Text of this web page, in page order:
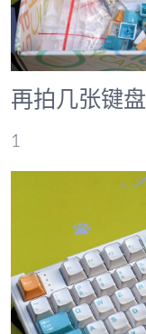
再拍几张键盘
1